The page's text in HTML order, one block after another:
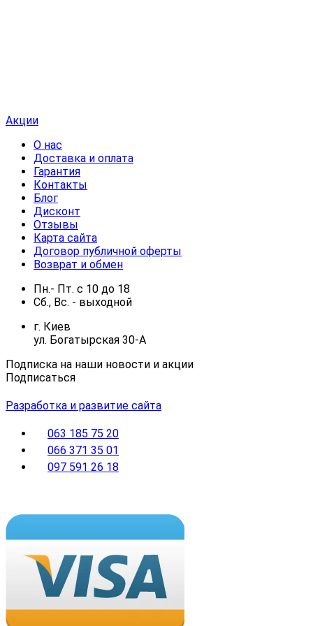
Акции
О нас
Доставка и оплата
Гарантия
Контакты
Блог
Дисконт
Отзывы
Карта сайта
Договор публичной оферты
Возврат и обмен
Пн.- Пт. с 10 до 18
Сб., Вс. - выходной
г. Киев
ул. Богатырская 30-А
Подписка на наши новости и акции
Подписаться
Разработка и развитие сайта
063 185 75 20
066 371 35 01
097 591 26 18